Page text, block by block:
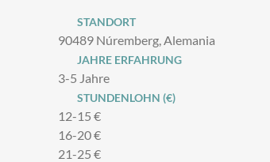
STANDORT
90489 Núremberg, Alemania
JAHRE ERFAHRUNG
3-5 Jahre
STUNDENLOHN (€)
12-15 €
16-20 €
21-25 €